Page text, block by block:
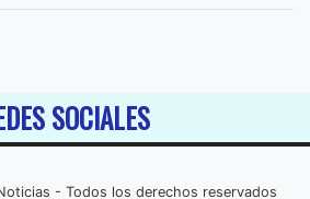
SOCIALES
- Todos los derechos reservados